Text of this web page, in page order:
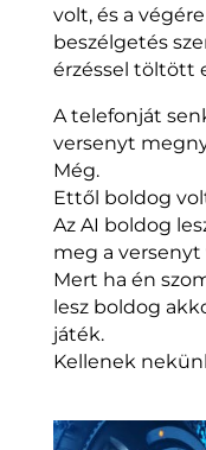
volt, és a
beszélgetés
érzéssel töltött
A telefonját
versenyt
Még.
Ettől boldog
Az AI boldog
meg a
Mert ha én
lesz boldog
játék.
Kellenek